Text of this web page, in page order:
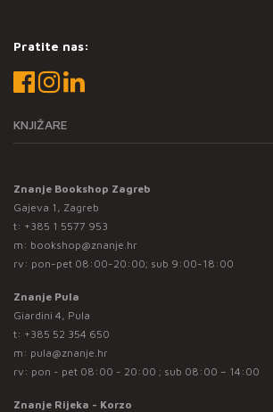
Pratite nas:
KNJIŽARE
Znanje Bookshop Zagreb
Gajeva 1, Zagreb
t: +385 1 5577 953
m: bookshop@znanje.hr
rv: pon-pet 08:00-20:00; sub 9:00-18:00
Znanje Pula
Giardini 4, Pula
t: +385 52 354 650
m: pula@znanje.hr
rv: pon - pet 08:00 - 20:00 ; sub 08:00 – 14:00
Znanje Rijeka - Korzo